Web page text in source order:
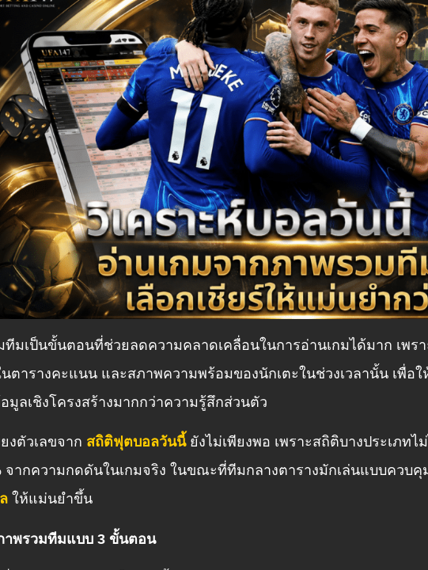
มเป็นขั้นตอนที่ช่วยลดความคลาดเคลื่อนในการอ่านเกมได้มาก เพ
ตารางคะแนน และสภาพความพร้อมของนักเตะในช่วงเวลานั้น เพื่อ
ลเชิงโครงสร้างมากกว่าความรู้สึกส่วนตัว
งตัวเลขจาก สถิติฟุตบอลวันนี้ยังไม่เพียงพอ เพราะสถิติบางประเภ
ากความกดดันในเกมจริง ในขณะที่ทีมกลางตารางมักเล่นแบบควบ
ให้แม่นยำขึ้น
าพรวมทีมแบบ 3 ขั้นตอน